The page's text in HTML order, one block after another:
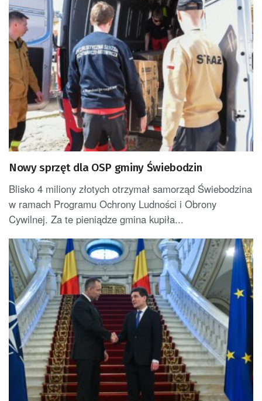
Nowy sprzęt dla OSP gminy Świebodzin
Blisko 4 miliony złotych otrzymał samorząd Świebodzina
w ramach Programu Ochrony Ludności i Obrony
Cywilnej. Za te pieniądze gmina kupiła...